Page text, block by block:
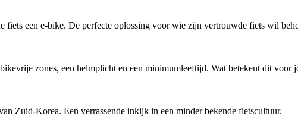
een e-bike. De perfecte oplossing voor wie zijn vertrouwde fiets wil
zones, een helmplicht en een minimumleeftijd. Wat betekent dit voor
Zuid-Korea. Een verrassende inkijk in een minder bekende fietscultuur.